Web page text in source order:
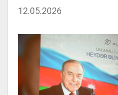
12.05.2026